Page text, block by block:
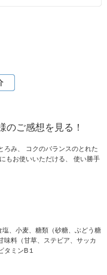
のご感想を見る！
ろみ、 コクのバランスのとれた
もお使いいただける、 使い勝手
、小麦、糖類（砂糖、ぶどう糖
味料（甘草、ステビア、サッカ
タミンB１